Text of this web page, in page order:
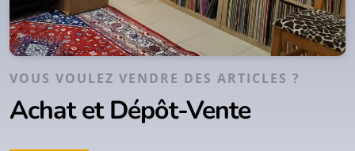
VOUS VOULEZ VENDRE DES ARTICLES ?
Achat et Dépôt-Vente